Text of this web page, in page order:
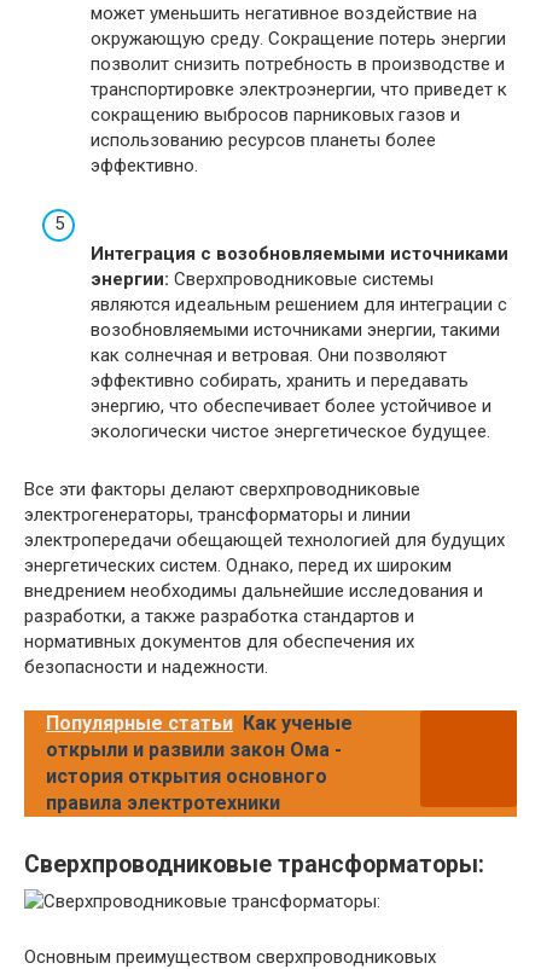
может уменьшить негативное воздействие на
окружающую среду. Сокращение потерь энергии
позволит снизить потребность в производстве и
транспортировке электроэнергии, что приведет к
сокращению выбросов парниковых газов и
использованию ресурсов планеты более
эффективно.
Интеграция с возобновляемыми источниками
энергии: Сверхпроводниковые системы
являются идеальным решением для интеграции с
возобновляемыми источниками энергии, такими
как солнечная и ветровая. Они позволяют
эффективно собирать, хранить и передавать
энергию, что обеспечивает более устойчивое и
экологически чистое энергетическое будущее.
Все эти факторы делают сверхпроводниковые
электрогенераторы, трансформаторы и линии
электропередачи обещающей технологией для будущих
энергетических систем. Однако, перед их широким
внедрением необходимы дальнейшие исследования и
разработки, а также разработка стандартов и
нормативных документов для обеспечения их
безопасности и надежности.
Популярные статьи Как ученые
открыли и развили закон Ома -
история открытия основного
правила электротехники
Сверхпроводниковые трансформаторы:
Основным преимуществом сверхпроводниковых